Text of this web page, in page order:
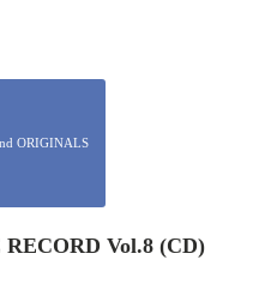
ORIGINALS
RECORD Vol.8 (CD)